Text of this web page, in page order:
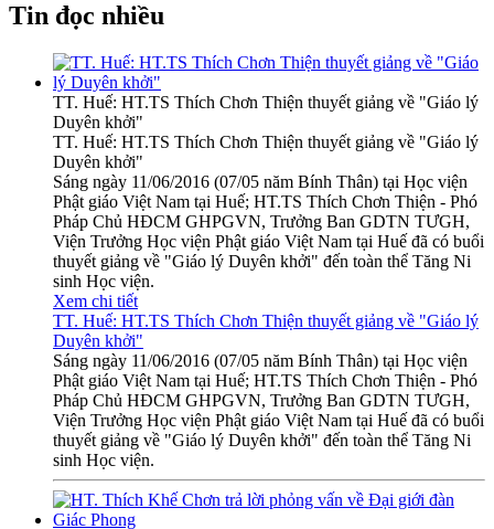
Tin đọc nhiều
TT. Huế: HT.TS Thích Chơn Thiện thuyết giảng về "Giáo lý
Duyên khởi"
TT. Huế: HT.TS Thích Chơn Thiện thuyết giảng về "Giáo lý
Duyên khởi"
Sáng ngày 11/06/2016 (07/05 năm Bính Thân) tại Học viện
Phật giáo Việt Nam tại Huế; HT.TS Thích Chơn Thiện - Phó
Pháp Chủ HĐCM GHPGVN, Trưởng Ban GDTN TƯGH,
Viện Trưởng Học viện Phật giáo Việt Nam tại Huế đã có buổi
thuyết giảng về "Giáo lý Duyên khởi" đến toàn thể Tăng Ni
sinh Học viện.
Xem chi tiết
TT. Huế: HT.TS Thích Chơn Thiện thuyết giảng về "Giáo lý
Duyên khởi"
Sáng ngày 11/06/2016 (07/05 năm Bính Thân) tại Học viện
Phật giáo Việt Nam tại Huế; HT.TS Thích Chơn Thiện - Phó
Pháp Chủ HĐCM GHPGVN, Trưởng Ban GDTN TƯGH,
Viện Trưởng Học viện Phật giáo Việt Nam tại Huế đã có buổi
thuyết giảng về "Giáo lý Duyên khởi" đến toàn thể Tăng Ni
sinh Học viện.